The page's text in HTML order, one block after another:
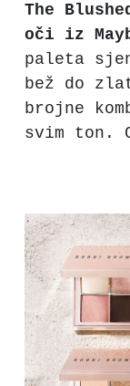
The
oči iz
paleta
bež do
brojne
svim ton.